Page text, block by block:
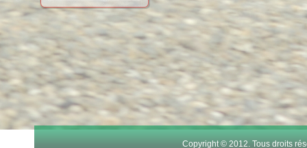
15
17
Copyright © 2012. Tous droits